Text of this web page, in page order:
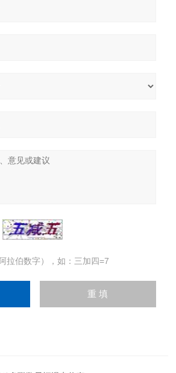
拉伯数字），如：三加四=7